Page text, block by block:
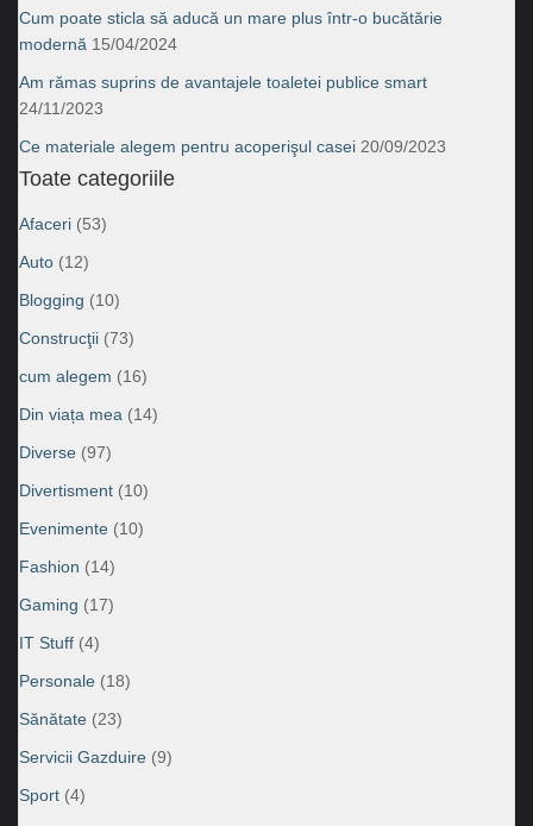
Cum poate sticla să aducă un mare plus într-o bucătărie
modernă 15/04/2024
Am rămas suprins de avantajele toaletei publice smart
24/11/2023
Ce materiale alegem pentru acoperişul casei 20/09/2023
Toate categoriile
Afaceri (53)
Auto (12)
Blogging (10)
Construcţii (73)
cum alegem (16)
Din viața mea (14)
Diverse (97)
Divertisment (10)
Evenimente (10)
Fashion (14)
Gaming (17)
IT Stuff (4)
Personale (18)
Sănătate (23)
Servicii Gazduire (9)
Sport (4)